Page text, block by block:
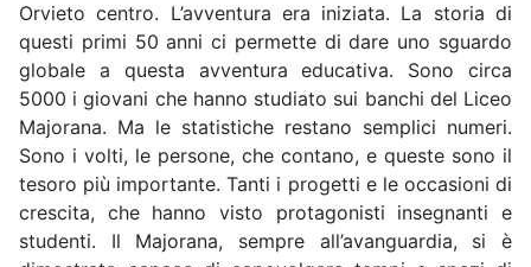
Orvieto centro. L’avventura era iniziata. La storia di
questi primi 50 anni ci permette di dare uno sguardo
globale a questa avventura educativa. Sono circa
5000 i giovani che hanno studiato sui banchi del Liceo
Majorana. Ma le statistiche restano semplici numeri.
Sono i volti, le persone, che contano, e queste sono il
tesoro più importante. Tanti i progetti e le occasioni di
crescita, che hanno visto protagonisti insegnanti e
studenti. Il Majorana, sempre all’avanguardia, si è